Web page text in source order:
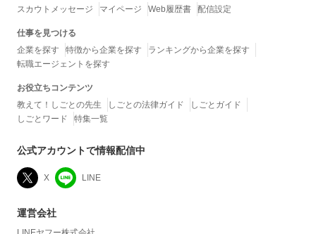
スカウトメッセージ
マイページ Web履歴書 配信設定
仕事を見つける
企業を探す
特徴から企業を探す
ランキングから企業を探す
転職エージェントを探す
お役立ちコンテンツ
教えて！しごとの先生
しごとの法律ガイド
しごとガイド
しごとワード
特集一覧
公式アカウントで情報配信中
X LINE
運営会社